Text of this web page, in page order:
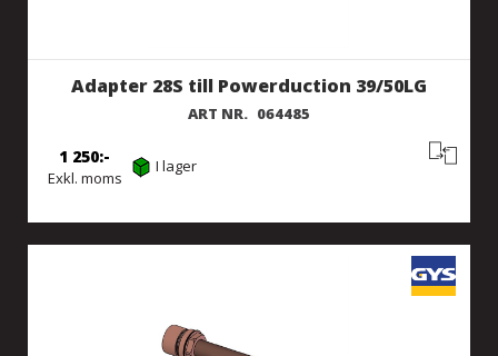
Adapter 28S till Powerduction 39/50LG
ART NR. 064485
Exkl. moms
1 250 I lager